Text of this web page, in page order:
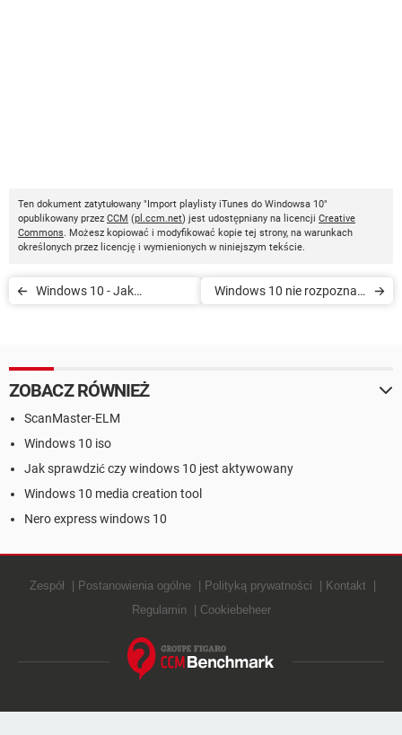
Ten dokument zatytułowany "Import playlisty iTunes do Windowsa 10"
opublikowany przez CCM (pl.ccm.net) jest udostępniany na licencji Creative
Commons. Możesz kopiować i modyfikować kopie tej strony, na warunkach
określonych przez licencję i wymienionych w niniejszym tekście.
Windows 10 - Jak
Windows 10 nie rozpoznaje
ZOBACZ RÓWNIEŻ
ScanMaster-ELM
Windows 10 iso
Jak sprawdzić czy windows 10 jest aktywowany
Windows 10 media creation tool
Nero express windows 10
Zespół Postanowienia ogólne Polityką prywatności
Kontakt
Regulamin
Cookiebeheer